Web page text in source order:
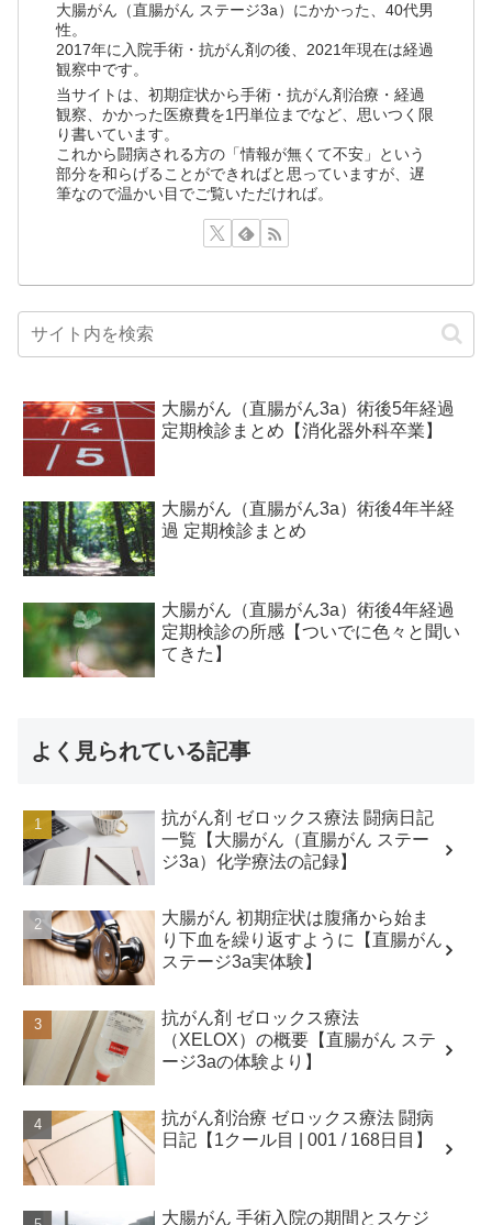
大腸がん（直腸がん ステージ3a）にかかった、40代男
性。
2017年に入院手術・抗がん剤の後、2021年現在は経過
観察中です。
当サイトは、初期症状から手術・抗がん剤治療・経過
観察、かかった医療費を1円単位までなど、思いつく限
り書いています。
これから闘病される方の「情報が無くて不安」という
部分を和らげることができればと思っていますが、遅
筆なので温かい目でご覧いただければ。
大腸がん（直腸がん3a）術後5年経過
定期検診まとめ【消化器外科卒業】
大腸がん（直腸がん3a）術後4年半経
過 定期検診まとめ
大腸がん（直腸がん3a）術後4年経過
定期検診の所感【ついでに色々と聞い
てきた】
よく見られている記事
抗がん剤 ゼロックス療法 闘病日記
一覧【大腸がん（直腸がん ステー
ジ3a）化学療法の記録】
大腸がん 初期症状は腹痛から始ま
り下血を繰り返すように【直腸がん
ステージ3a実体験】
抗がん剤 ゼロックス療法
（XELOX）の概要【直腸がん ステ
ージ3aの体験より】
抗がん剤治療 ゼロックス療法 闘病
日記【1クール目 | 001 / 168日目】
大腸がん 手術入院の期間とスケジ